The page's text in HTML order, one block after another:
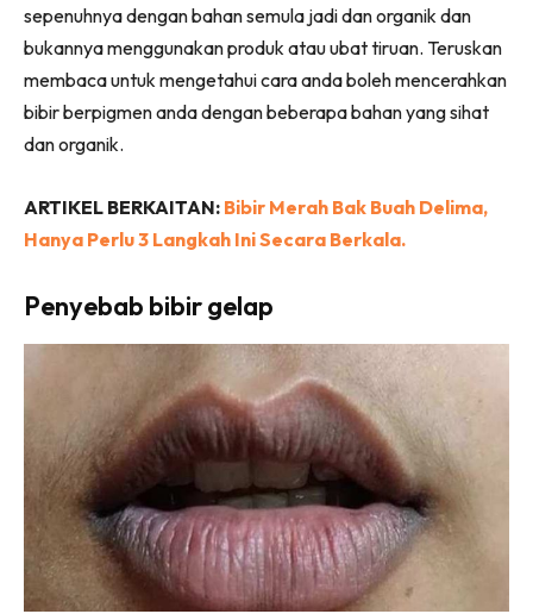
sepenuhnya dengan bahan semula jadi dan organik dan
bukannya menggunakan produk atau ubat tiruan. Teruskan
membaca untuk mengetahui cara anda boleh mencerahkan
bibir berpigmen anda dengan beberapa bahan yang sihat
dan organik.
ARTIKEL BERKAITAN: Bibir Merah Bak Buah Delima,
Hanya Perlu 3 Langkah Ini Secara Berkala.
Penyebab bibir gelap